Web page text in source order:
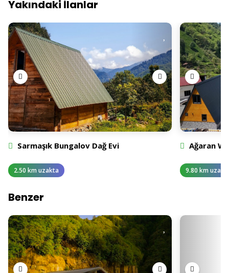
Yakındaki İlanlar
Sarmaşık Bungalov Dağ Evi
2.50 km uzakta
Ağaran
9.80 km
Benzer